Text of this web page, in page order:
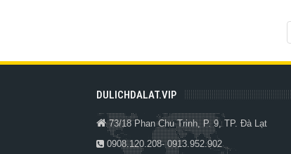
DULICHDALAT.VIP
73/18 Phan Chu Trinh, P. 9, TP. Đà Lạt
0908.120.208- 0913.952.902